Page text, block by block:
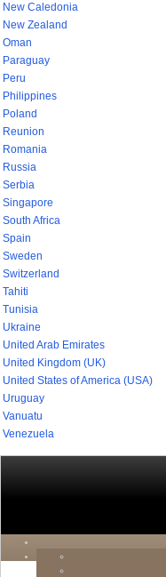
New Caledonia
New Zealand
Oman
Paraguay
Peru
Philippines
Poland
Reunion
Romania
Russia
Serbia
Singapore
South Africa
Spain
Sweden
Switzerland
Tahiti
Tunisia
Ukraine
United Arab Emirates
United Kingdom (UK)
United States of America (USA)
Uruguay
Vanuatu
Venezuela